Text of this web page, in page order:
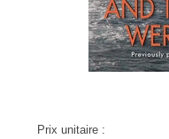
Prix unitaire :